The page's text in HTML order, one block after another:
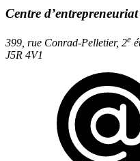
Centre
399, rue Conrad-Pelletier, 2e
J5R 4V1